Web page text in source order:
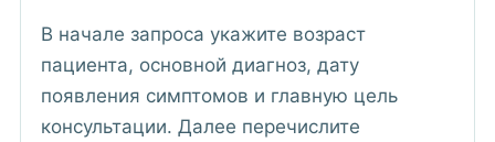
В начале запроса укажите возраст
пациента, основной диагноз, дату
появления симптомов и главную цель
консультации. Далее перечислите